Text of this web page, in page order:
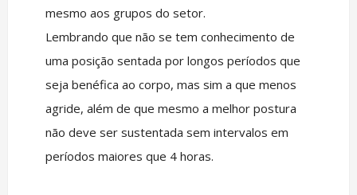
mesmo aos grupos do setor.
Lembrando que não se tem conhecimento de
uma posição sentada por longos períodos que
seja benéfica ao corpo, mas sim a que menos
agride, além de que mesmo a melhor postura
não deve ser sustentada sem intervalos em
períodos maiores que 4 horas.